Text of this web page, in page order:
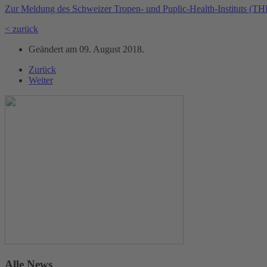
Zur Meldung des Schweizer Tropen- und Puplic-Health-Instituts
< zurück
Geändert am 09. August 2018.
Zurück
Weiter
Alle News